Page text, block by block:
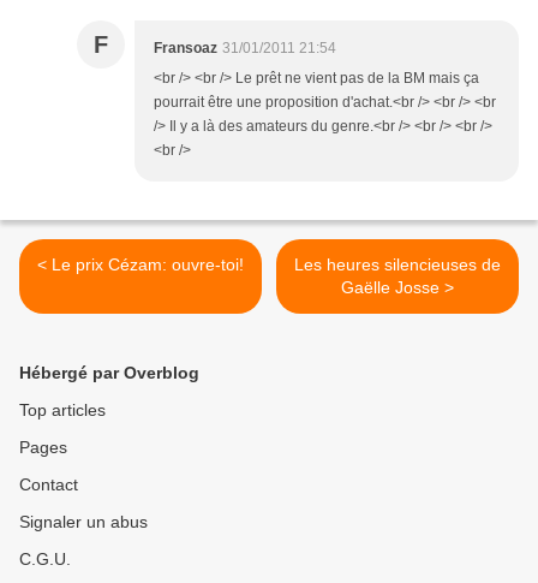
F Fransoaz 31/01/2011 21:54
<br /> <br /> Le prêt ne vient pas de la BM mais ça
pourrait être une proposition d'achat.<br /> <br /> <br
/> Il y a là des amateurs du genre.<br /> <br /> <br />
<br />
< Le prix Cézam: ouvre-toi!
Les heures silencieuses de
Gaëlle Josse >
Hébergé par Overblog
Top articles
Pages
Contact
Signaler un abus
C.G.U.